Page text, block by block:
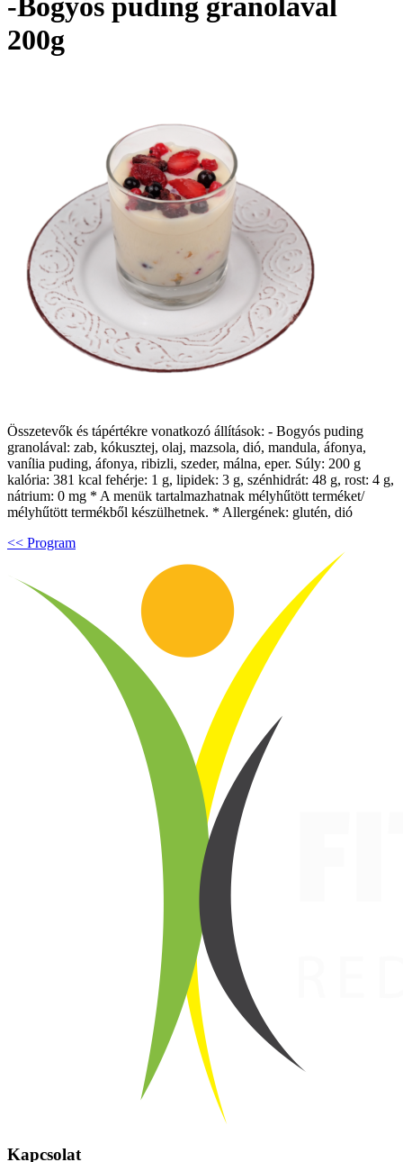
-Bogyós puding granolával
200g
Összetevők és tápértékre vonatkozó állítások: - Bogyós puding
granolával: zab, kókusztej, olaj, mazsola, dió, mandula, áfonya,
vanília puding, áfonya, ribizli, szeder, málna, eper. Súly: 200 g
kalória: 381 kcal fehérje: 1 g, lipidek: 3 g, szénhidrát: 48 g, rost: 4 g,
nátrium: 0 mg * A menük tartalmazhatnak mélyhűtött terméket/
mélyhűtött termékből készülhetnek. * Allergének: glutén, dió
<< Program
Kapcsolat